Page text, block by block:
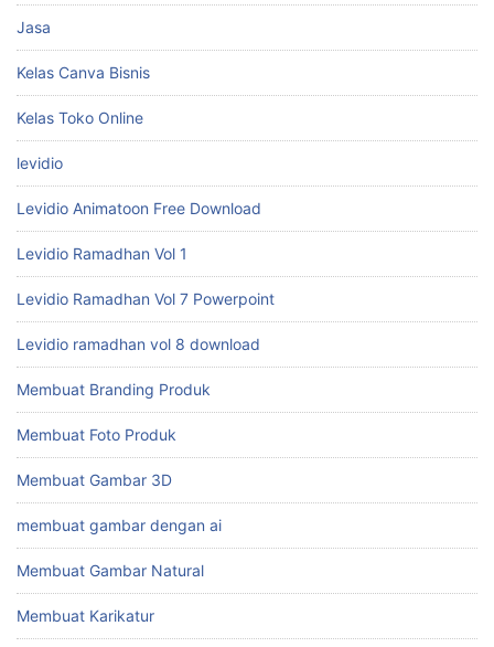
Jasa
Kelas Canva Bisnis
Kelas Toko Online
levidio
Levidio Animatoon Free Download
Levidio Ramadhan Vol 1
Levidio Ramadhan Vol 7 Powerpoint
Levidio ramadhan vol 8 download
Membuat Branding Produk
Membuat Foto Produk
Membuat Gambar 3D
membuat gambar dengan ai
Membuat Gambar Natural
Membuat Karikatur